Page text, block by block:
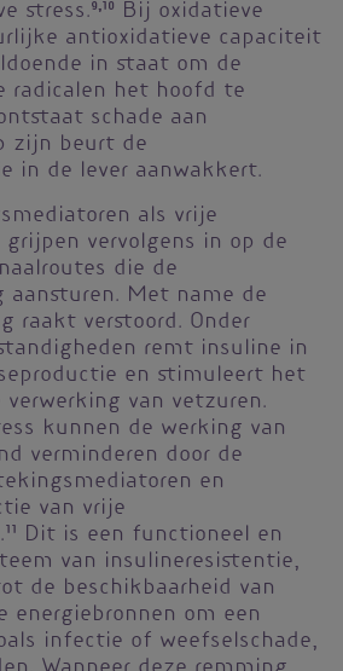
stress.9,10 Bij oxidatieve
antioxidatieve capaciteit
in staat om de
radicalen het hoofd te
schade aan
zijn beurt de
in de lever aanwakkert.
als vrije
vervolgens in op de
die de
aansturen. Met name de
raakt verstoord. Onder
remt insuline in
en stimuleert het
verwerking van vetzuren.
kunnen de werking van
verminderen door de
en
van vrije
11 Dit is een functioneel en
van insulineresistentie,
de beschikbaarheid van
energiebronnen om een
infectie of weefselschade,